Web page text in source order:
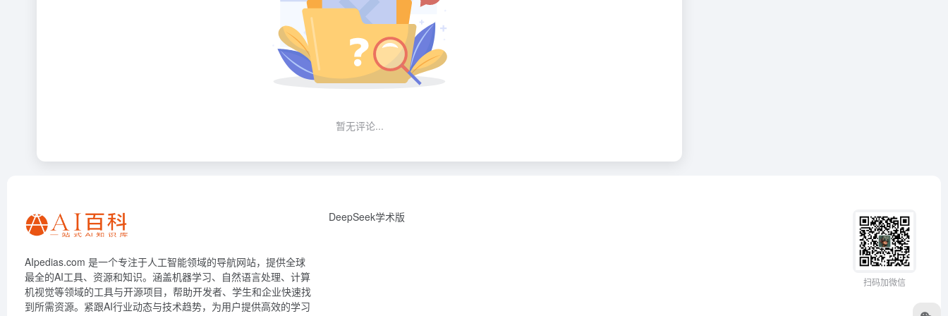
暂无评论...
AIpedias.com 是一个专注于人工智能领域的导航网站，提供全球
最全的AI工具、资源和知识。涵盖机器学习、自然语言处理、计算
机视觉等领域的工具与开源项目，帮助开发者、学生和企业快速找
到所需资源。紧跟AI行业动态与技术趋势，为用户提供高效的学习
DeepSeek学术版
扫码加微信